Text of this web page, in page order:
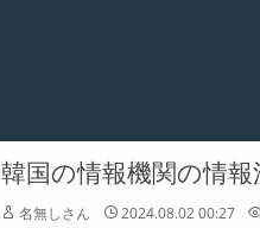
韓国の情報機関の情
名無しさん 2024.08.02 00:27